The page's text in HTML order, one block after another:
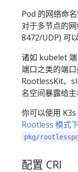
Pod 的网络命
对于多节点的网
8472/UDP) 可
诸如 kubelet
端口之类的端
RootlessKit、
名空间暴露给主
你可以使用
Rootless 模式
pkg/
配置 CRI